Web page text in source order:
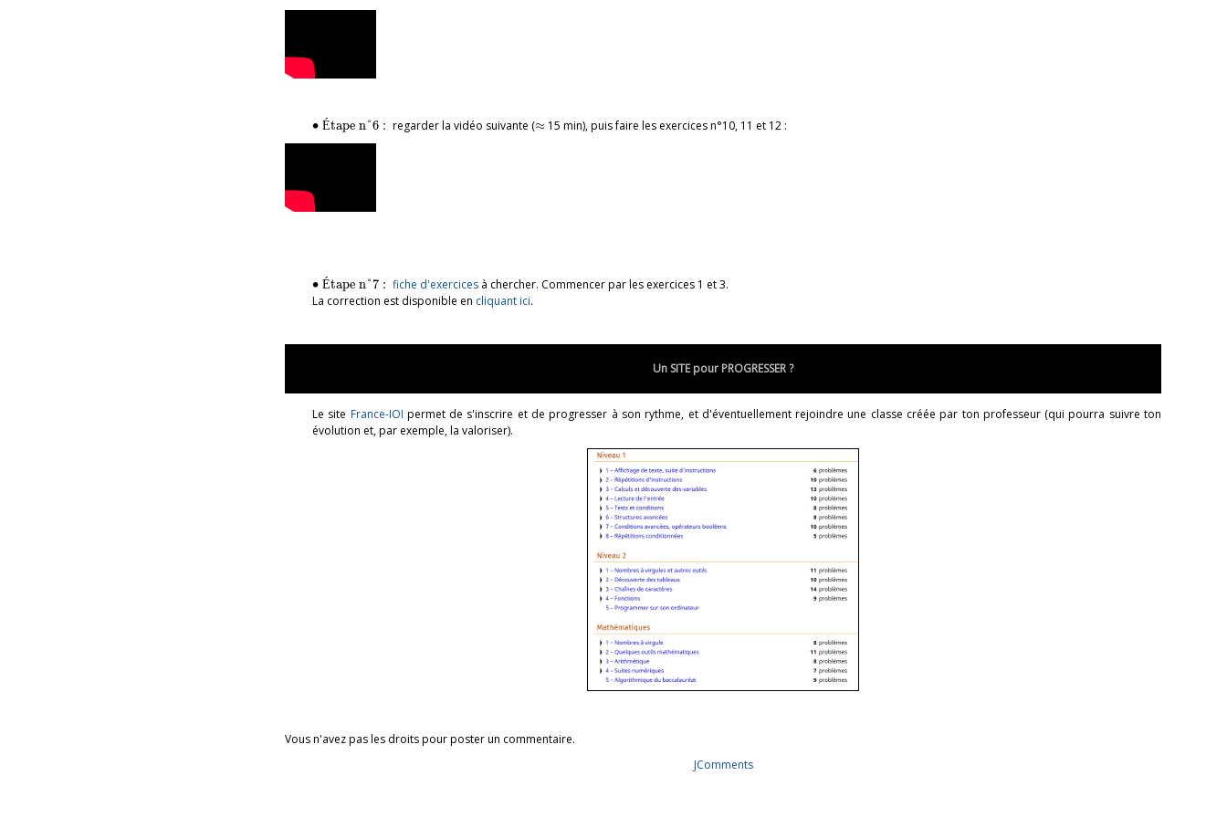
∙ Étape n°6 :
Étape n°6 : regarder la vidéo suivante (≈
≈15 min), puis faire les exercices n°10, 11 et 12 :
∙ Étape n°7 :
Étape n°7 : fiche d'exercicesà chercher. Commencer par les exercices 1 et 3.
La correction est disponible en cliquant ici.
Un SITE pour PROGRESSER ?
Le site France-IOI permet de s'inscrire et de progresser à son rythme, et d'éventuellement rejoindre une classe créée par ton professeur (qui pourra suivre ton
évolution et, par exemple, la valoriser).
Vous n'avez pas les droits pour poster un commentaire.
JComments